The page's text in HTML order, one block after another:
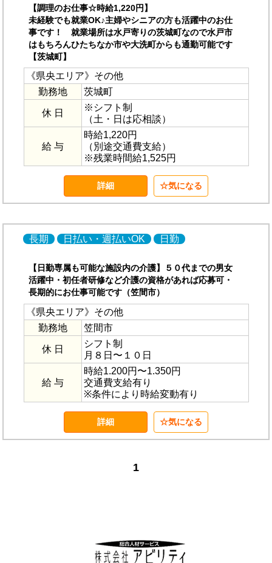
【調理のお仕事☆時給1,220円】
未経験でも就業OK♪主婦やシニアの方も活躍中のお仕
事です！ 就業場所は水戸寄りの茨城町なので水戸市
はもちろんひたちなか市や大洗町からも通勤可能です
【茨城町】
《県央エリア》その他
勤務地
茨城町
休 日
※シフト制
（土・日は応相談）
給 与
時給1,220円
（別途交通費支給）
※残業時間給1,525円
詳細 気になる
長期 日払い・週払いOK 日勤
【日勤専属も可能な施設内の介護】５０代までの男女
活躍中・初任者研修など介護の資格があれば応募可・
長期的にお仕事可能です（笠間市）
《県央エリア》その他
勤務地
笠間市
休 日
シフト制
月８日〜１０日
給 与
時給1.200円〜1.350円
交通費支給有り
※条件により時給変動有り
詳細 気になる
1